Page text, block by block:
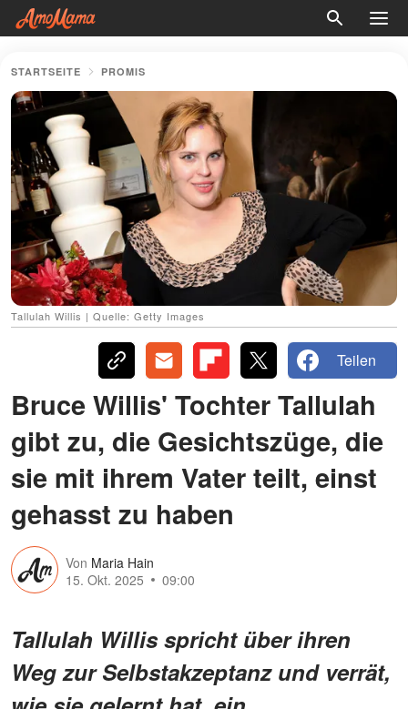
STARTSEITE PROMIS
Tallulah Willis | Quelle: Getty Images
Teilen
Bruce Willis' Tochter Tallulah
gibt zu, die Gesichtszüge, die
sie mit ihrem Vater teilt, einst
gehasst zu haben
Von Maria Hain
15. Okt. 2025
09:00
Tallulah Willis spricht über ihren
Weg zur Selbstakzeptanz und verrät,